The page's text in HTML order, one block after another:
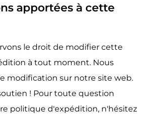
apportées à cette
le droit de modifier cette
à tout moment. Nous
modification sur notre site web.
! Pour toute question
politique d'expédition, n'hésitez